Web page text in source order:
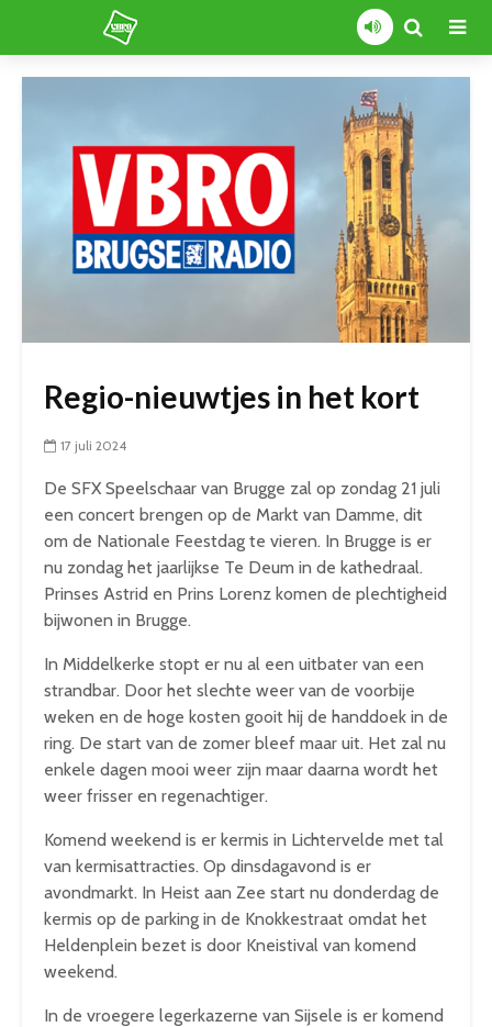
Regio-nieuwtjes in het kort
17 juli 2024
De SFX Speelschaar van Brugge zal op zondag 21 juli
een concert brengen op de Markt van Damme, dit
om de Nationale Feestdag te vieren. In Brugge is er
nu zondag het jaarlijkse Te Deum in de kathedraal.
Prinses Astrid en Prins Lorenz komen de plechtigheid
bijwonen in Brugge.
In Middelkerke stopt er nu al een uitbater van een
strandbar. Door het slechte weer van de voorbije
weken en de hoge kosten gooit hij de handdoek in de
ring. De start van de zomer bleef maar uit. Het zal nu
enkele dagen mooi weer zijn maar daarna wordt het
weer frisser en regenachtiger.
Komend weekend is er kermis in Lichtervelde met tal
van kermisattracties. Op dinsdagavond is er
avondmarkt. In Heist aan Zee start nu donderdag de
kermis op de parking in de Knokkestraat omdat het
Heldenplein bezet is door Kneistival van komend
weekend.
In de vroegere legerkazerne van Sijsele is er komend